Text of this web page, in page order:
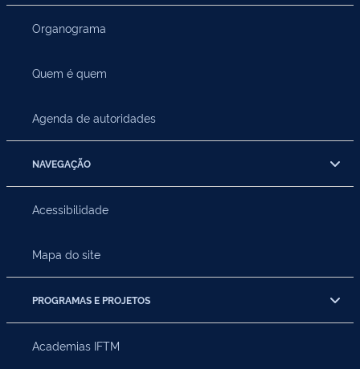
Organograma
Quem é quem
Agenda de autoridades
NAVEGAÇÃO
Acessibilidade
Mapa do site
PROGRAMAS E PROJETOS
Academias IFTM